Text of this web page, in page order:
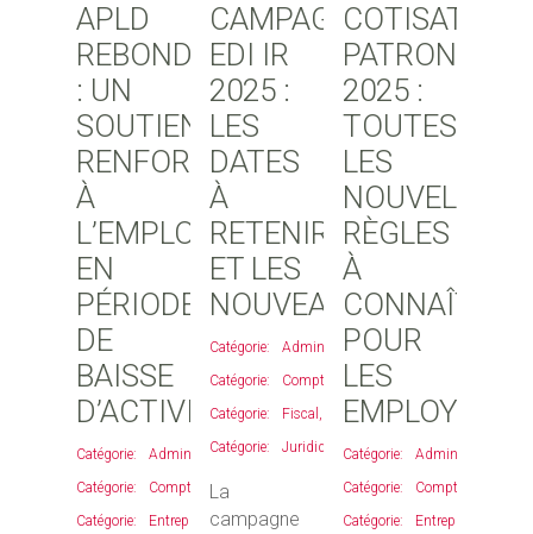
APLD
REBOND
: UN
SOUTIEN
RENFORCÉ
À
L’EMPLOI
EN
PÉRIODE
DE
BAISSE
D’ACTIVITÉ
Administratif,
Comptable ,
Entreprises,
CAMPAGNE
EDI IR
2025 :
LES
DATES
À
RETENIR
ET LES
NOUVEAUTÉS
Administratif,
Comptable,
Fiscal ,
Juridique
La
campagne
COTISATIONS
PATRONALES
2025 :
TOUTES
LES
NOUVELLES
RÈGLES
À
CONNAÎTRE
POUR
LES
EMPLOYEURS
Administratif
Comptable
Entreprises